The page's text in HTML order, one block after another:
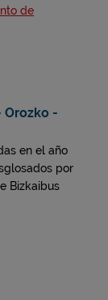
de
Orozko -
en el año
por
Bizkaibus